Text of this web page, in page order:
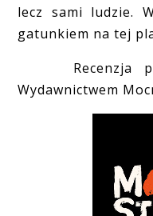
lecz sami ludzie.
gatunkiem na tej
Recenzja
Wydawnictwem